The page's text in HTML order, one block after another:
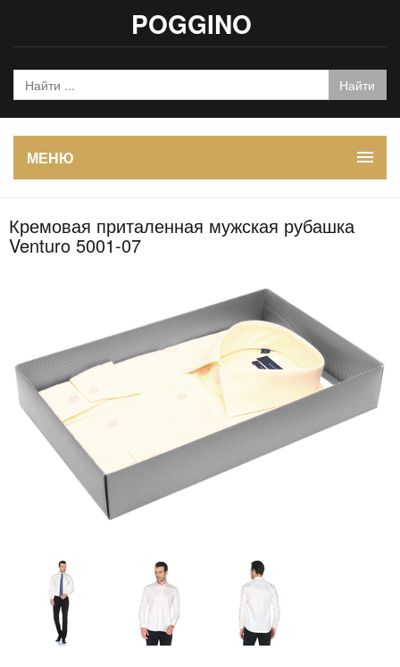
POGGINO
МЕНЮ
Кремовая приталенная мужская рубашка
Venturo 5001-07